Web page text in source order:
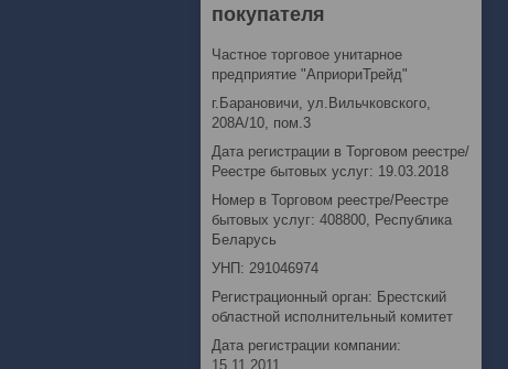
покупателя
Частное торговое унитарное
предприятие "АприориТрейд"
г.Барановичи, ул.Вильчковского,
208А/10, пом.3
Дата регистрации в Торговом реестре/
Реестре бытовых услуг: 19.03.2018
Номер в Торговом реестре/Реестре
бытовых услуг: 408800, Республика
Беларусь
УНП: 291046974
Регистрационный орган: Брестский
областной исполнительный комитет
Дата регистрации компании:
15.11.2011